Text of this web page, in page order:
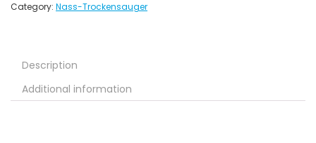
Category: Nass-Trockensauger
Description
Additional information